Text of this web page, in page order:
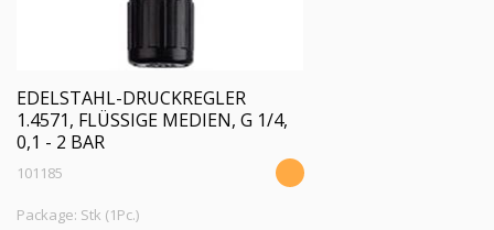
EDELSTAHL-DRUCKREGLER
1.4571, FLÜSSIGE MEDIEN, G 1/4,
0,1 - 2 BAR
101185
Package: Stk (1Pc.)